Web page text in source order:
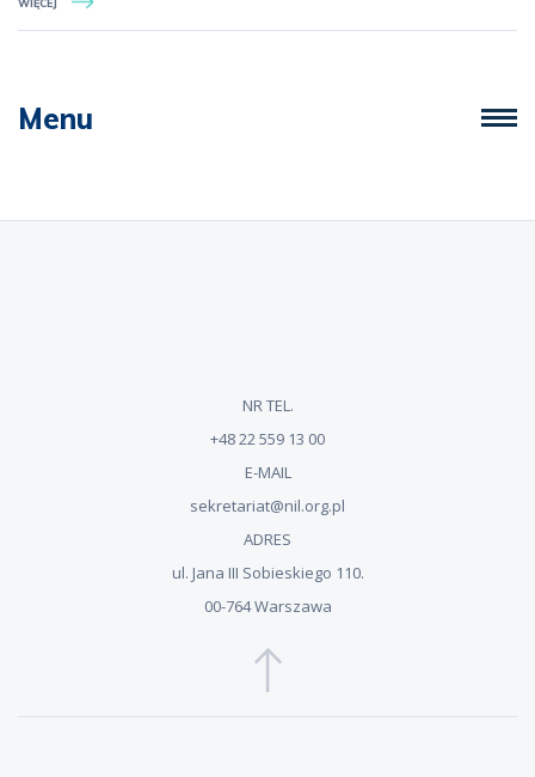
Menu
NR TEL.
+48 22 559 13 00
E-MAIL
sekretariat@nil.org.pl
ADRES
ul. Jana III Sobieskiego 110.
00-764 Warszawa